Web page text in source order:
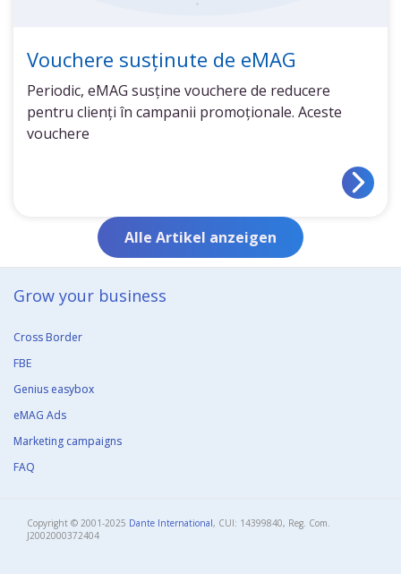
Vouchere susținute de eMAG
Periodic, eMAG susține vouchere de reducere
pentru clienți în campanii promoționale. Aceste
vouchere
Alle Artikel anzeigen
Grow your business​
Cross Border
FBE
Genius easybox
eMAG Ads
Marketing campaigns
FAQ
Copyright © 2001-2025 Dante International, CUI: 14399840, Reg. Com.
J2002000372404​